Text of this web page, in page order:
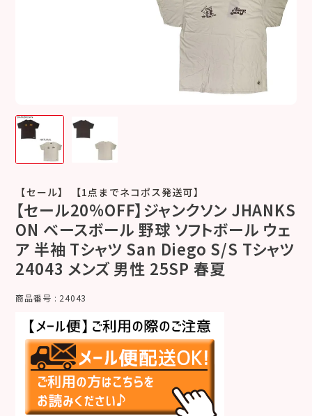
【セール】 【1点までネコポス発送可】
【セール20%OFF】ジャンクソン JHANKS
ON ベースボール 野球 ソフトボール ウェ
ア 半袖 Tシャツ San Diego S/S Tシャツ
24043 メンズ 男性 25SP 春夏
商品番号 24043